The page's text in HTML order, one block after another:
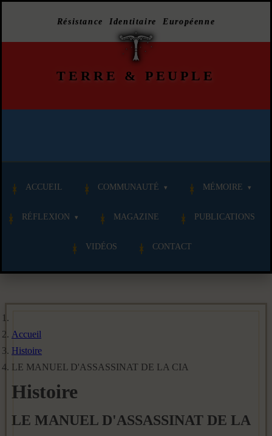
Résistance Identitaire Européenne
TERRE & PEUPLE
ACCUEIL COMMUNAUTÉ MÉMOIRE
RÉFLEXION MAGAZINE PUBLICATIONS
VIDÉOS CONTACT
Accueil
Histoire
LE MANUEL D'ASSASSINAT DE LA CIA
Histoire
LE MANUEL D'ASSASSINAT DE LA